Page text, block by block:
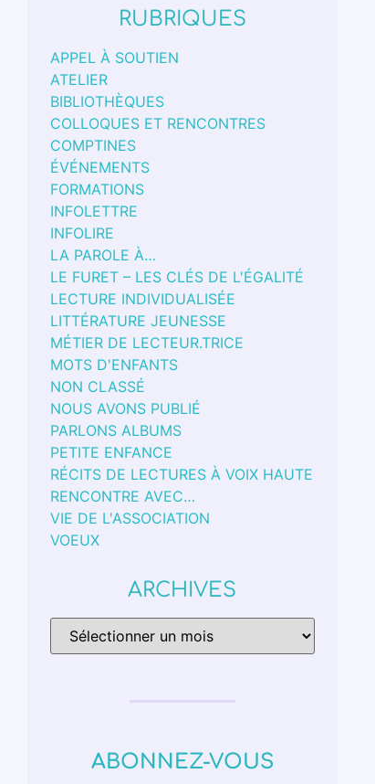
RUBRIQUES
APPEL À SOUTIEN
ATELIER
BIBLIOTHÈQUES
COLLOQUES ET RENCONTRES
COMPTINES
ÉVÉNEMENTS
FORMATIONS
INFOLETTRE
INFOLIRE
LA PAROLE À…
LE FURET – LES CLÉS DE L'ÉGALITÉ
LECTURE INDIVIDUALISÉE
LITTÉRATURE JEUNESSE
MÉTIER DE LECTEUR.TRICE
MOTS D'ENFANTS
NON CLASSÉ
NOUS AVONS PUBLIÉ
PARLONS ALBUMS
PETITE ENFANCE
RÉCITS DE LECTURES À VOIX HAUTE
RENCONTRE AVEC…
VIE DE L'ASSOCIATION
VOEUX
ARCHIVES
ABONNEZ-VOUS